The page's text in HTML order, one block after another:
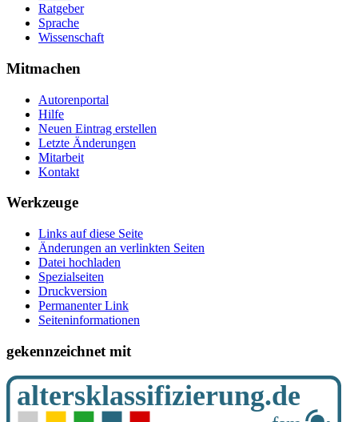
Ratgeber
Sprache
Wissenschaft
Mitmachen
Autorenportal
Hilfe
Neuen Eintrag erstellen
Letzte Änderungen
Mitarbeit
Kontakt
Werkzeuge
Links auf diese Seite
Änderungen an verlinkten Seiten
Datei hochladen
Spezialseiten
Druckversion
Permanenter Link
Seiten­­informationen
gekennzeichnet mit